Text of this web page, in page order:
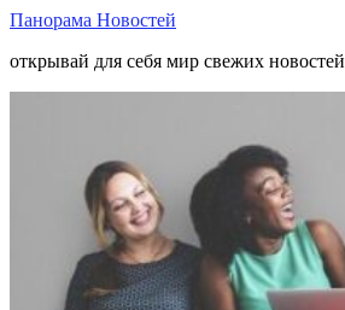
Панорама Новостей
открывай для себя мир свежих новостей